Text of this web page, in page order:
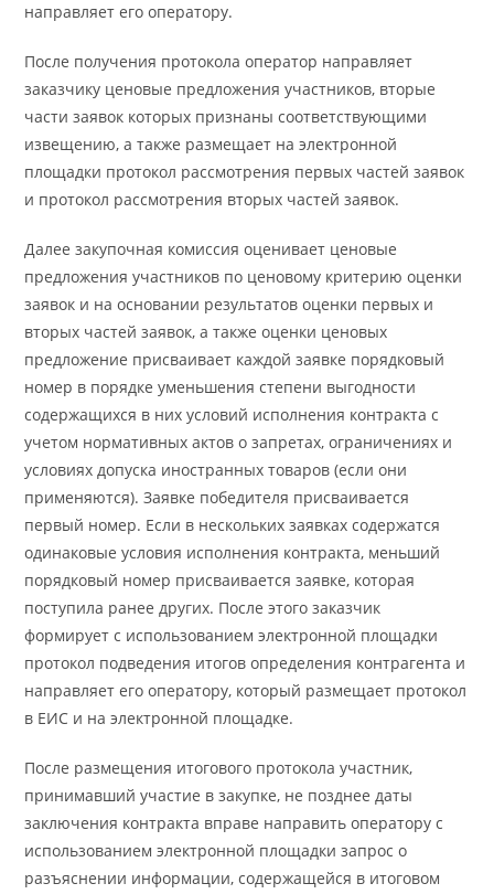
направляет его оператору.
После получения протокола оператор направляет
заказчику ценовые предложения участников, вторые
части заявок которых признаны соответствующими
извещению, а также размещает на электронной
площадки протокол рассмотрения первых частей заявок
и протокол рассмотрения вторых частей заявок.
Далее закупочная комиссия оценивает ценовые
предложения участников по ценовому критерию оценки
заявок и на основании результатов оценки первых и
вторых частей заявок, а также оценки ценовых
предложение присваивает каждой заявке порядковый
номер в порядке уменьшения степени выгодности
содержащихся в них условий исполнения контракта с
учетом нормативных актов о запретах, ограничениях и
условиях допуска иностранных товаров (если они
применяются). Заявке победителя присваивается
первый номер. Если в нескольких заявках содержатся
одинаковые условия исполнения контракта, меньший
порядковый номер присваивается заявке, которая
поступила ранее других. После этого заказчик
формирует с использованием электронной площадки
протокол подведения итогов определения контрагента и
направляет его оператору, который размещает протокол
в ЕИС и на электронной площадке.
После размещения итогового протокола участник,
принимавший участие в закупке, не позднее даты
заключения контракта вправе направить оператору с
использованием электронной площадки запрос о
разъяснении информации, содержащейся в итоговом